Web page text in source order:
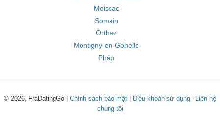
Moissac
Somain
Orthez
Montigny-en-Gohelle
Pháp
© 2026, FraDatingGo | Chính sách bảo mật Điều khoản sử dụng
Liên hệ
chúng tôi